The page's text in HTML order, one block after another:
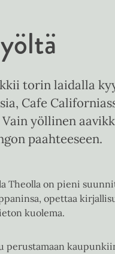
torin laidalla
Cafe
yöllinen
paahteeseen.
Theolla on pieni
opettaa
kuolema.
perustamaan